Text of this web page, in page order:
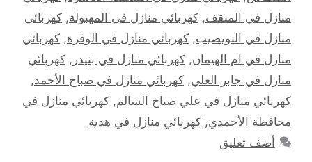
منازل في المنقف, كهربائي منازل في المهبولة, كهربائي
منازل في النويصيب, كهربائي منازل في الوفرة, كهربائي
منازل في ام الهيمان, كهربائي منازل في بنيدر , كهربائي
منازل في جابر العلي, كهربائي منازل في صباح الأحمد,
كهربائي منازل في علي صباح السالم, كهربائي منازل في
محافظة الأحمدي, كهربائي منازل في هدية
أضف تعليق